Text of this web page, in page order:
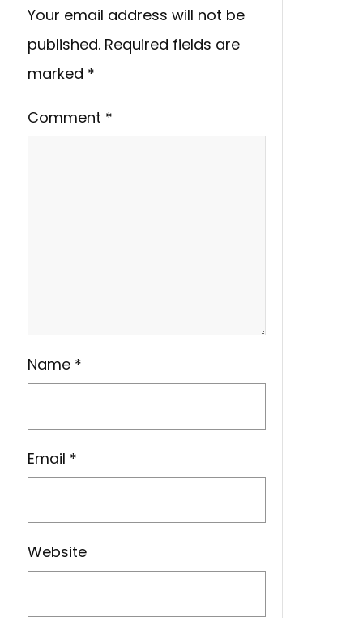
Your email address will not be
published. Required fields are
marked *
Comment *
Name *
Email *
Website